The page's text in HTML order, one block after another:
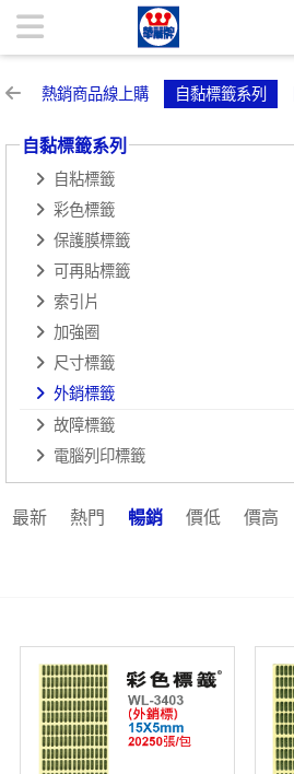
外銷標籤 | 華麗牌自粘標籤
熱銷商品線上購 自黏標籤系列
自黏標籤系列
自粘標籤
彩色標籤
保護膜標籤
可再貼標籤
索引片
加強圈
尺寸標籤
外銷標籤
故障標籤
電腦列印標籤
最新 熱門 暢銷 價低 價高